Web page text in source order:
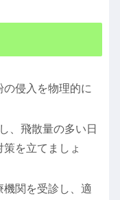
の侵入を物理的に
、飛散量の多い日
を立てましょ
関を受診し、適